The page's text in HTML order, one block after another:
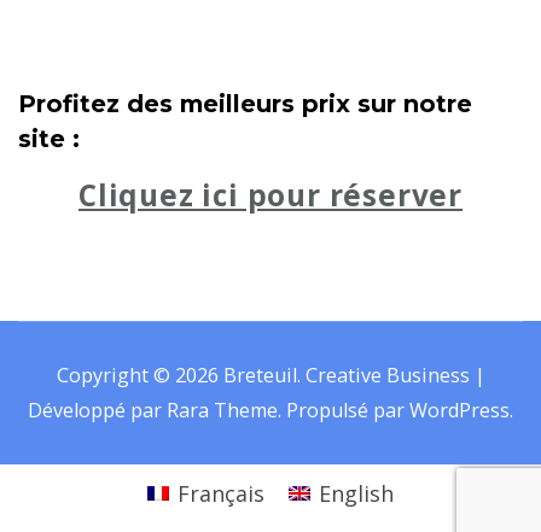
Profitez des meilleurs prix sur notre
site :
Cliquez ici pour réserver
Copyright © 2026 Breteuil. Creative Business |
Développé par Rara Theme. Propulsé parWordPress.
Français English